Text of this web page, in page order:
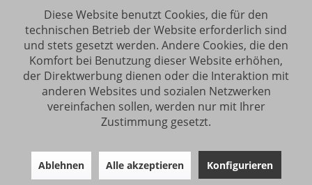
Diese Website benutzt Cookies, die für den
technischen Betrieb der Website erforderlich sind
und stets gesetzt werden. Andere Cookies, die den
Komfort bei Benutzung dieser Website erhöhen,
der Direktwerbung dienen oder die Interaktion mit
anderen Websites und sozialen Netzwerken
vereinfachen sollen, werden nur mit Ihrer
Zustimmung gesetzt.
Ablehnen Alle akzeptieren Konfigurieren